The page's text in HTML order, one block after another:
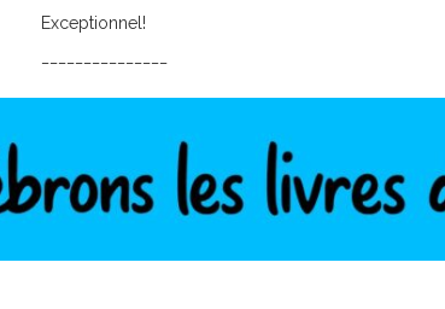
Exceptionnel!